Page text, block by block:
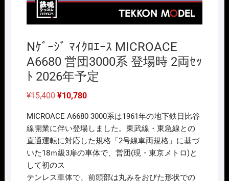
Nｹﾞｰｼﾞ ﾏｲｸﾛｴｰｽ MICROACE
A6680 営団3000系 登場時 2両ｾｯ
ﾄ 2026年予定
¥15,400 元
格
は
¥15,400
で
し
た。
¥10,780現
価
格
は
¥10,780
で
す。
MICROACE A6680 3000系は1961年の地下鉄日比谷
線開業に伴い登場しました。東武線・東急線との
直通運転に対応した規格「2号線車両規格」に基づ
いた18ｍ級3扉の車体で、営団(現・東京メトロ)と
して初のス
テンレス車体で、前頭部は丸みをおびた形状での